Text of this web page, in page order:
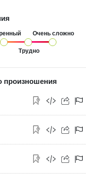
Трудно
Очень сложно
произношения